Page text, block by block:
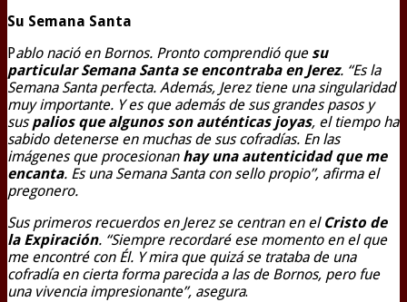
Su Semana Santa
Pablo nació en Bornos. Pronto comprendió que su
particular Semana Santa se encontraba en Jerez. “Es la
Semana Santa perfecta. Además, Jerez tiene una singularidad
muy importante. Y es que además de sus grandes pasos y
sus palios que algunos son auténticas joyas, el tiempo ha
sabido detenerse en muchas de sus cofradías. En las
imágenes que procesionan hay una autenticidad que me
encanta. Es una Semana Santa con sello propio”, afirma el
pregonero.
Sus primeros recuerdos en Jerez se centran en el Cristo de
la Expiración. “Siempre recordaré ese momento en el que
me encontré con Él. Y mira que quizá se trataba de una
cofradía en cierta forma parecida a las de Bornos, pero fue
una vivencia impresionante”, asegura.